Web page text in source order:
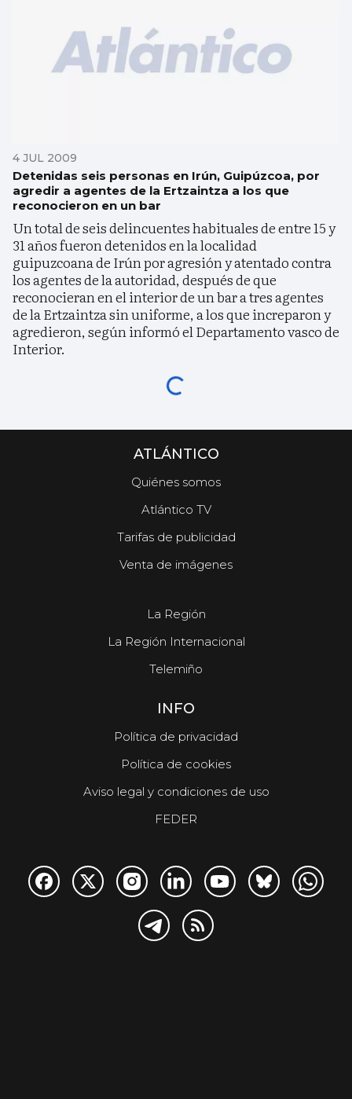
4 JUL 2009
Detenidas seis personas en Irún, Guipúzcoa, por
agredir a agentes de la Ertzaintza a los que
reconocieron en un bar
Un total de seis delincuentes habituales de entre 15 y
31 años fueron detenidos en la localidad
guipuzcoana de Irún por agresión y atentado contra
los agentes de la autoridad, después de que
reconocieran en el interior de un bar a tres agentes
de la Ertzaintza sin uniforme, a los que increparon y
agredieron, según informó el Departamento vasco de
Interior.
ATLÁNTICO
Quiénes somos
Atlántico TV
Tarifas de publicidad
Venta de imágenes
La Región
La Región Internacional
Telemiño
INFO
Política de privacidad
Política de cookies
Aviso legal y condiciones de uso
FEDER